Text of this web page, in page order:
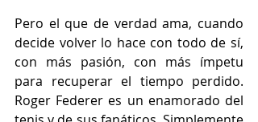
Pero el que de verdad ama, cuando
decide volver lo hace con todo de sí,
con más pasión, con más ímpetu
para recuperar el tiempo perdido.
Roger Federer es un enamorado del